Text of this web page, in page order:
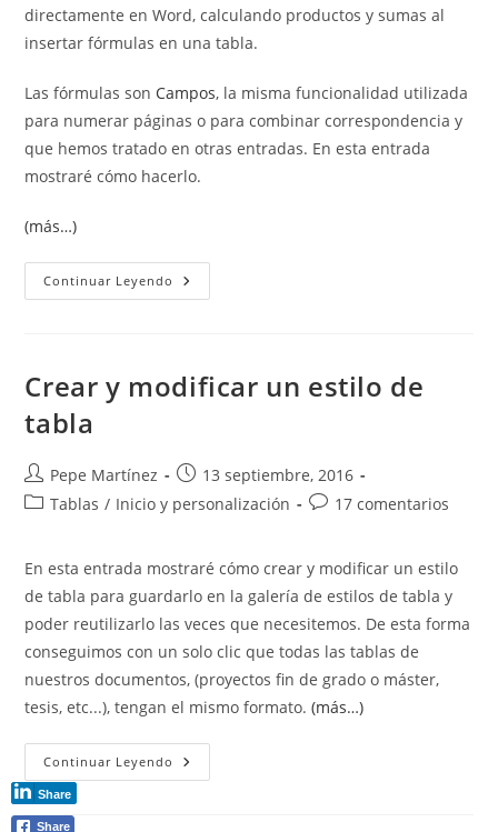
directamente en Word, calculando productos y sumas al
insertar fórmulas en una tabla.
Las fórmulas son Campos, la misma funcionalidad utilizada
para numerar páginas o para combinar correspondencia y
que hemos tratado en otras entradas. En esta entrada
mostraré cómo hacerlo.
(más…)
Continuar Leyendo Insertar
Fórmulas
Crear y modificar un estilo de
tabla
Autor
de
Pepe Martínez
Publicación
de
13 septiembre, 2016
Categoría
entrada:
Tablas / Inicio y personalización
Comentarios
entrada:
17 comentarios
En esta entrada mostraré cómo crear y modificar un estilo
de tabla para guardarlo en la galería de estilos de tabla y
poder reutilizarlo las veces que necesitemos. De esta forma
conseguimos con un solo clic que todas las tablas de
nuestros documentos, (proyectos fin de grado o máster,
tesis, etc...), tengan el mismo formato.(más…)
Continuar Leyendo Crear
Y
Share
Share